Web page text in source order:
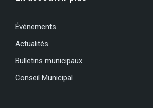
Événements
Actualités
Bulletins municipaux
Conseil Municipal